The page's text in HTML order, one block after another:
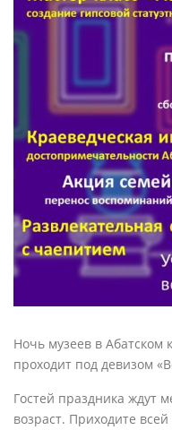
Ночь музеев в Абатском
проходит под девизом
Гостей праздника ждут
возраст. Приходите